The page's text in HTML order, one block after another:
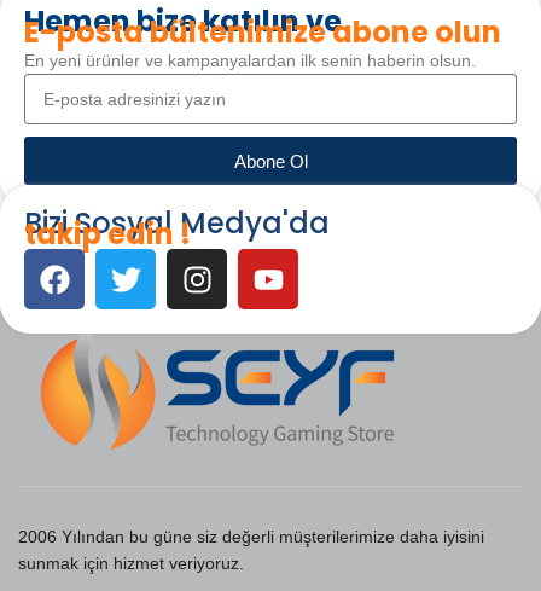
Hemen bize katılın ve
E-posta bültenimize abone olun
En yeni ürünler ve kampanyalardan ilk senin haberin olsun.
Abone Ol
Bizi Sosyal Medya'da
takip edin !
2006 Yılından bu güne siz değerli müşterilerimize daha iyisini
sunmak için hizmet veriyoruz.